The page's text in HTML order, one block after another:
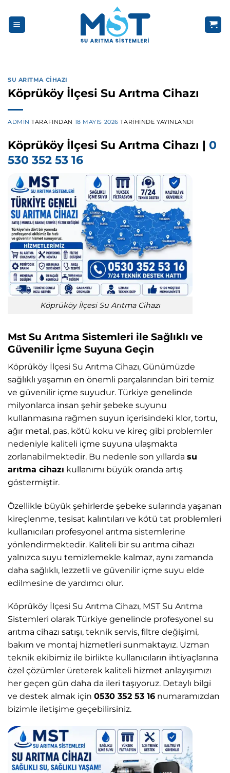
atla
SU ARITMA CIHAZI
Köprüköy İlçesi Su Arıtma Cihazı
ADMIN TARAFINDAN 18 MAYIS 2026 TARIHINDE YAYINLANDI
Köprüköy İlçesi Su Arıtma Cihazı | 0
530 352 53 16
Köprüköy İlçesi Su Arıtma Cihazı
Mst Su Arıtma Sistemleri ile Sağlıklı ve
Güvenilir İçme Suyuna Geçin
Köprüköy İlçesi Su Arıtma Cihazı, Günümüzde
sağlıklı yaşamın en önemli parçalarından biri temiz
ve güvenilir içme suyudur. Türkiye genelinde
milyonlarca insan şehir şebeke suyunu
kullanmasına rağmen suyun içerisindeki klor, tortu,
ağır metal, pas, kötü koku ve kireç gibi problemler
nedeniyle kaliteli içme suyuna ulaşmakta
zorlanabilmektedir. Bu nedenle son yıllarda su
arıtma cihazı kullanımı büyük oranda artış
göstermiştir.
Özellikle büyük şehirlerde şebeke sularında yaşanan
kireçlenme, tesisat kalıntıları ve kötü tat problemleri
kullanıcıları profesyonel arıtma sistemlerine
yönlendirmektedir. Kaliteli bir su arıtma cihazı
yalnızca suyu temizlemekle kalmaz, aynı zamanda
daha sağlıklı, lezzetli ve güvenilir içme suyu elde
edilmesine de yardımcı olur.
Köprüköy İlçesi Su Arıtma Cihazı, MST Su Arıtma
Sistemleri olarak Türkiye genelinde profesyonel su
arıtma cihazı satışı, teknik servis, filtre değişimi,
bakım ve montaj hizmetleri sunmaktayız. Uzman
teknik ekibimiz ile birlikte kullanıcıların ihtiyaçlarına
özel çözümler üreterek kaliteli hizmet anlayışımızı
her geçen gün daha da ileri taşıyoruz. Detaylı bilgi
ve destek almak için 0530 352 53 16 numaramızdan
bizimle iletişime geçebilirsiniz.